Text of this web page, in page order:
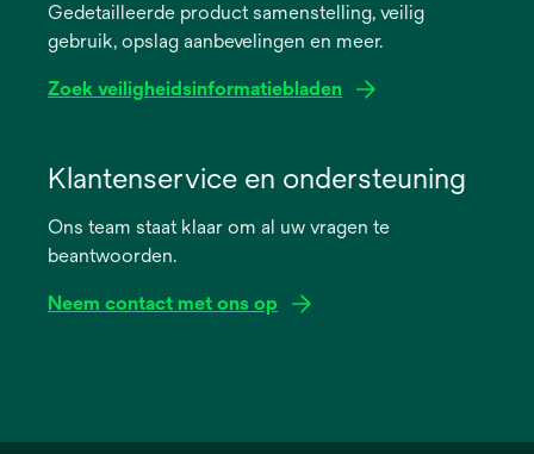
newGedetailleerde product samenstelling, veilig
gebruik, opslag aanbevelingen en meer.
Zoek veiligheidsinformatiebladen
new
Klantenservice en ondersteuning
Ons team staat klaar om al uw vragen te
beantwoorden.
Neem contact met ons op